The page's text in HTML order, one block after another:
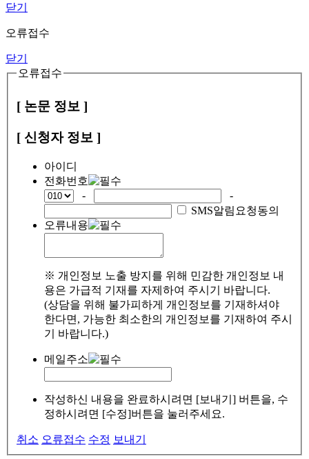
닫기
오류접수
닫기
오류접수
[ 논문 정보 ]
[ 신청자 정보 ]
아이디
전화번호
-
-
SMS알림요청동의
오류내용
※ 개인정보 노출 방지를 위해 민감한 개인정보 내
용은 가급적 기재를 자제하여 주시기 바랍니다.
(상담을 위해 불가피하게 개인정보를 기재하셔야
한다면, 가능한 최소한의 개인정보를 기재하여 주시
기 바랍니다.)
메일주소
작성하신 내용을 완료하시려면 [보내기] 버튼을, 수
정하시려면 [수정]버튼을 눌러주세요.
취소 오류접수 수정 보내기